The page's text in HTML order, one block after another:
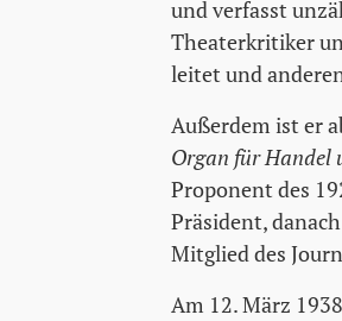
und verfasst
Theaterkritiker
leitet und
Außerdem ist er
Organ für Handel
Proponent des
Präsident,
Mitglied des
Am 12. März